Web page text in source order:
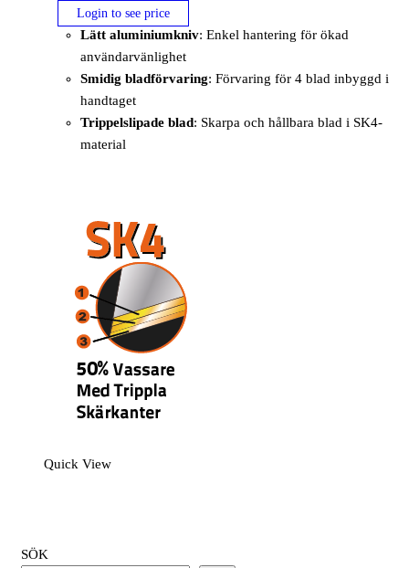
Login to see price
Lätt aluminiumkniv: Enkel hantering för ökad
användarvänlighet
Smidig bladförvaring: Förvaring för 4 blad inbyggd i
handtaget
Trippelslipade blad: Skarpa och hållbara blad i SK4-
material
Quick View
SÖK